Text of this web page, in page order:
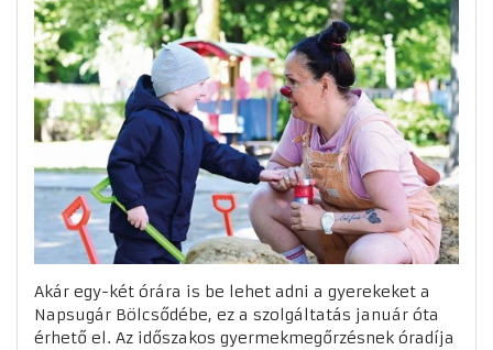
Akár egy-két órára is be lehet adni a gyerekeket a
Napsugár Bölcsődébe, ez a szolgáltatás január óta
érhető el. Az időszakos gyermekmegőrzésnek óradíja